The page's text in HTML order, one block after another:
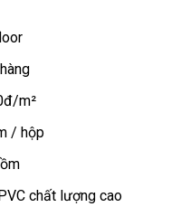
m²
/ hộp
chất lượng cao